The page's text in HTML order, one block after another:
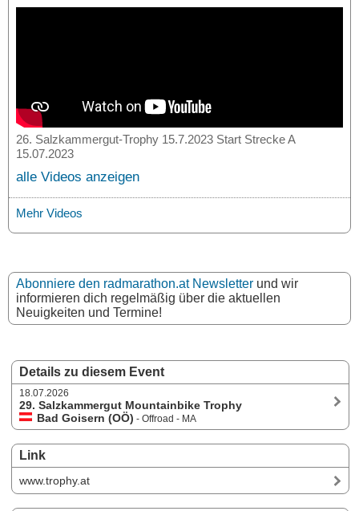
Details zu diesem Event
18.07.2026
29. Salzkammergut Mountainbike Trophy
Bad Goisern (OÖ) - Offroad - MA
Link
www.trophy.at
26. Salzkammergut-Trophy 15.7.2023 Start Strecke A
15.07.2023
alle Videos anzeigen
Mehr Videos
Abonniere den radmarathon.at Newsletter und wir
informieren dich regelmäßig über die aktuellen
Neuigkeiten und Termine!